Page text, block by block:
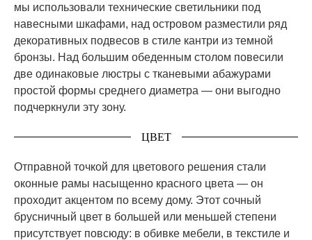
мы использовали технические светильники под
навесными шкафами, над островом разместили ряд
декоративных подвесов в стиле кантри из темной
бронзы. Над большим обеденным столом повесили
две одинаковые люстры с тканевыми абажурами
простой формы среднего диаметра — они выгодно
подчеркнули эту зону.
ЦВЕТ
Отправной точкой для цветового решения стали
оконные рамы насыщенно красного цвета — он
проходит акцентом по всему дому. Этот сочный
брусничный цвет в большей или меньшей степени
присутствует повсюду: в обивке мебели, в текстиле и